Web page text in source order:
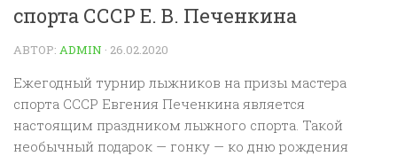
спорта СССР Е. В. Печенкина
АВТОР: ADMIN · 26.02.2020
Ежегодный турнир лыжников на призы мастера
спорта СССР Евгения Печенкина является
настоящим праздником лыжного спорта. Такой
необычный подарок — гонку — ко дню рождения